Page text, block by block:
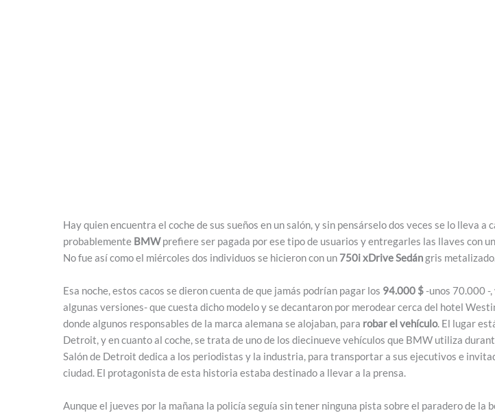
Hay quien encuentra el coche de sus sueños en un salón, y sin pensárselo dos veces se lo lleva a
probablemente BMWprefiere ser pagada por ese tipo de usuarios y entregarles las llaves con
No fue así como el miércoles dos individuos se hicieron con un 750i xDrive Sedángris
Esa noche, estos cacos se dieron cuenta de que jamás podrían pagar los 94.000 $-unos 70.000 -
algunas versiones- que cuesta dicho modelo y se decantaron por merodear cerca del hotel
donde algunos responsables de la marca alemana se alojaban, para robar el vehículo. El lugar
Detroit, y en cuanto al coche, se trata de uno de los diecinueve vehículos que BMW utiliza
Salón de Detroit dedica a los periodistas y la industria, para transportar a sus ejecutivos e
ciudad. El protagonista de esta historia estaba destinado a llevar a la prensa.
Aunque el jueves por la mañana la policía seguía sin tener ninguna pista sobre el paradero de la